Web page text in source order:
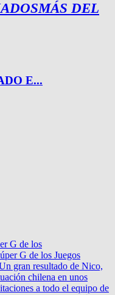
MÁS DEL
E...
G de los